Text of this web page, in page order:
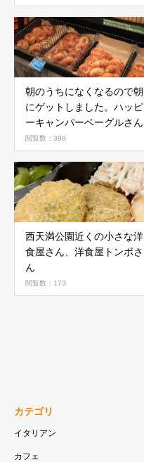
朝のうちになくなるので朝
にゲットしました。ハッピ
ーキャンパーベーグルさん
閲覧数：398
西天満公園近くの小さな洋
食屋さん、洋食屋トンボさ
ん
閲覧数：173
カテゴリ
イタリアン
カフェ